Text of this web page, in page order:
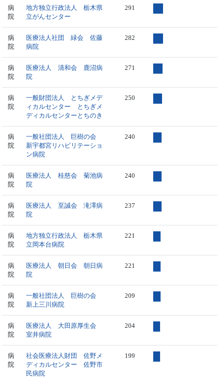
病
院
地方独立行政法人 栃木県
立がんセンター
291
病
院
医療法人社団 緑会 佐藤
病院
282
病
院
医療法人 清和会 鹿沼病
院
271
病
院
一般財団法人 とちぎメデ
ィカルセンター とちぎメ
ディカルセンターとちのき
250
病
院
一般社団法人 巨樹の会
新宇都宮リハビリテーショ
ン病院
240
病
院
医療法人 桂慈会 菊池病
院
240
病
院
医療法人 至誠会 滝澤病
院
237
病
院
地方独立行政法人 栃木県
立岡本台病院
221
病
院
医療法人 朝日会 朝日病
院
221
病
院
一般社団法人 巨樹の会
新上三川病院
209
病
院
医療法人 大田原厚生会
室井病院
204
病
院
社会医療法人財団 佐野メ
ディカルセンター 佐野市
民病院
199